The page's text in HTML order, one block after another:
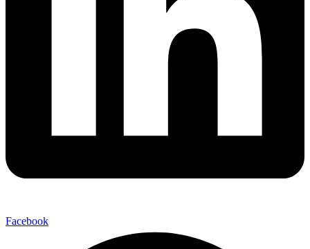
Facebook